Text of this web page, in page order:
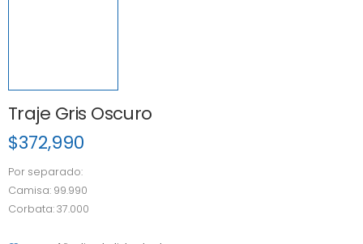
Traje Gris Oscuro
$372,990
Por separado:
Camisa: 99.990
Corbata: 37.000